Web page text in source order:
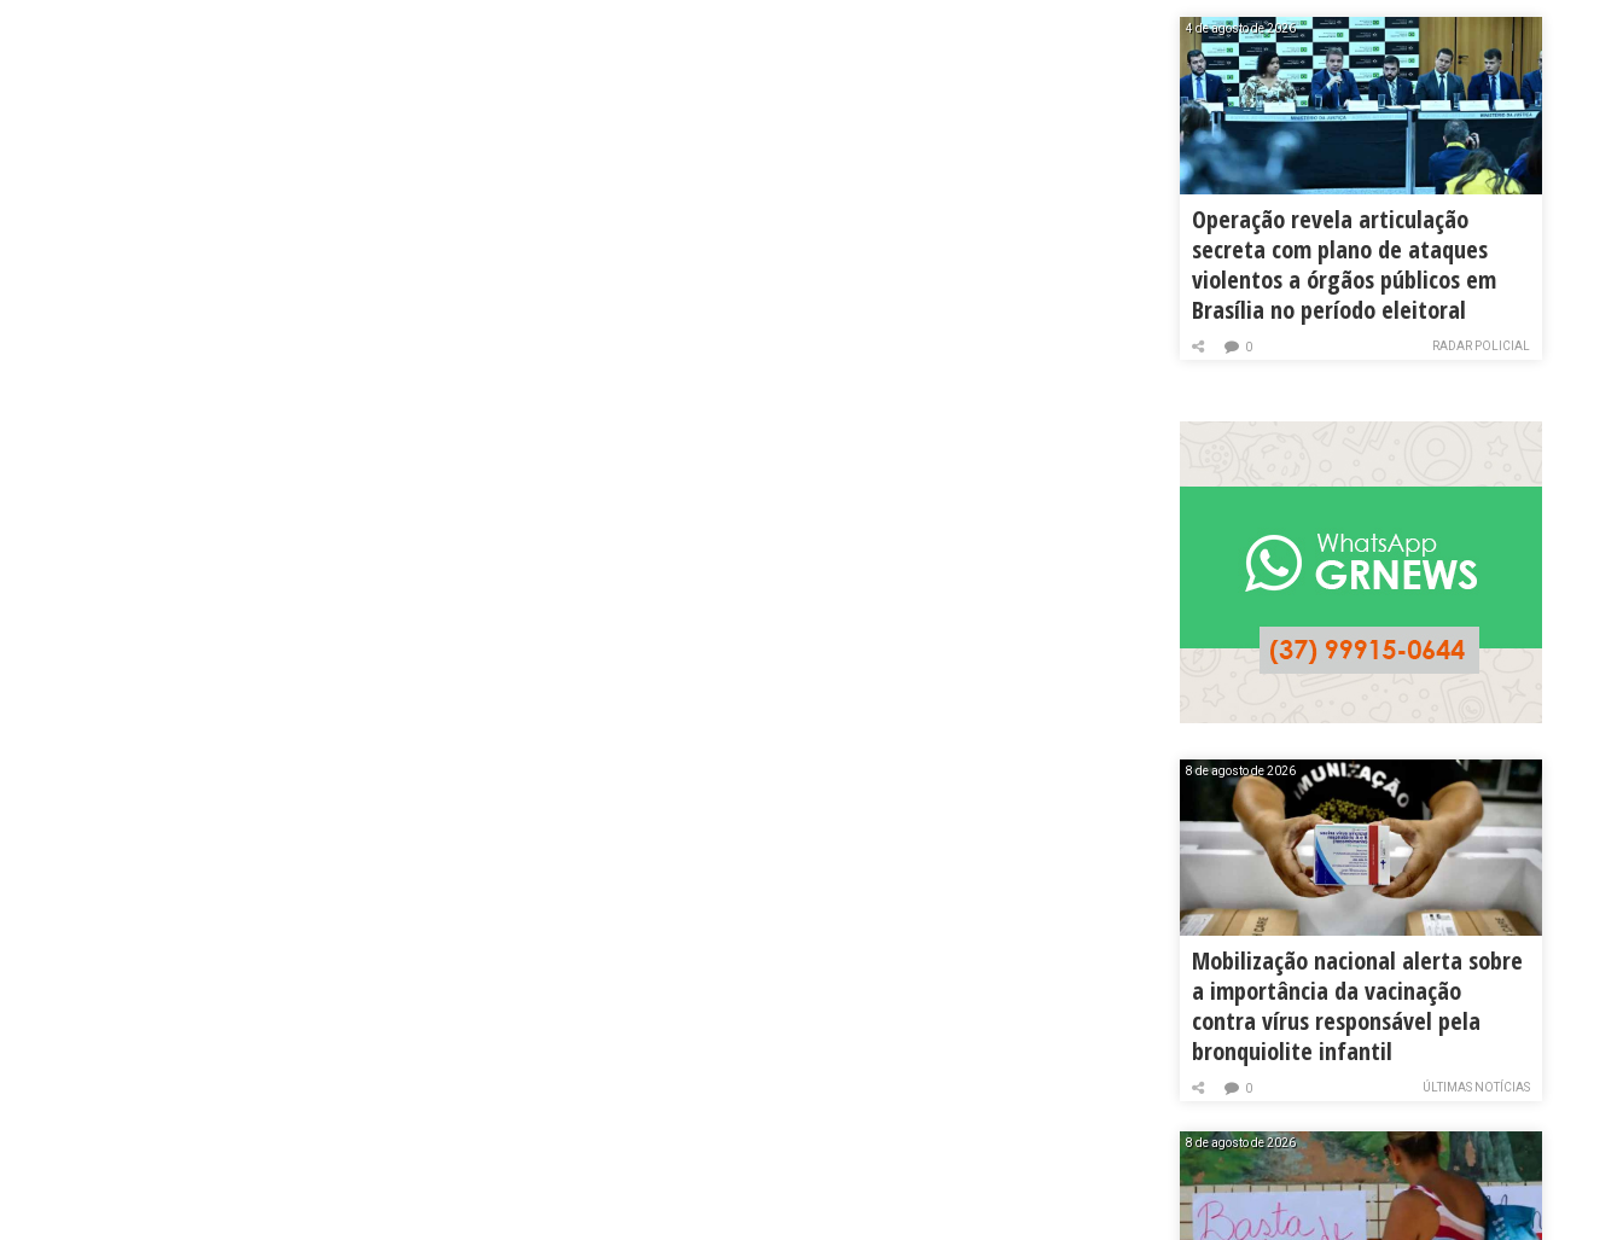
4 de agosto de 2026
Operação revela articulação
secreta com plano de ataques
violentos a órgãos públicos em
Brasília no período eleitoral
RADAR POLICIAL
0
8 de agosto de 2026
Mobilização nacional alerta sobre
a importância da vacinação
contra vírus responsável pela
bronquiolite infantil
ÚLTIMAS NOTÍCIAS
0
8 de agosto de 2026